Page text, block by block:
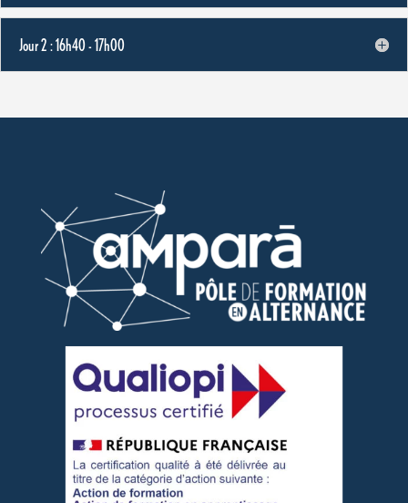
Jour 2 : 16h40 - 17h00